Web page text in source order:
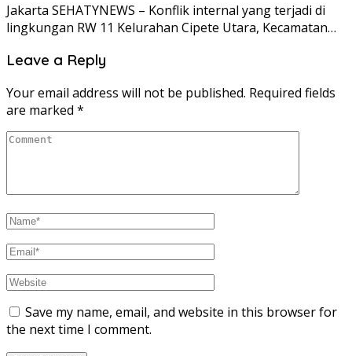
Jakarta SEHATYNEWS – Konflik internal yang terjadi di
lingkungan RW 11 Kelurahan Cipete Utara, Kecamatan…
Leave a Reply
Your email address will not be published. Required fields
are marked *
Save my name, email, and website in this browser for
the next time I comment.